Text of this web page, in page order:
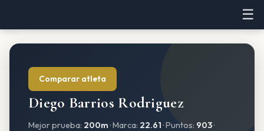
☰
Comparar atleta
Diego Barrios Rodriguez
Mejor prueba: 200m · Marca: 22.61 · Puntos: 903·